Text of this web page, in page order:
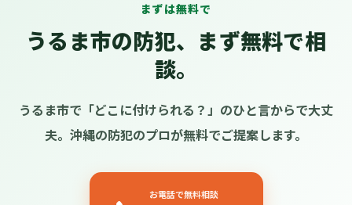
まずは無料で
うるま市の防犯、まず無料で相
談。
うるま市で「どこに付けられる？」のひと言からで大丈
夫。沖縄の防犯のプロが無料でご提案します。
お電話で無料相談